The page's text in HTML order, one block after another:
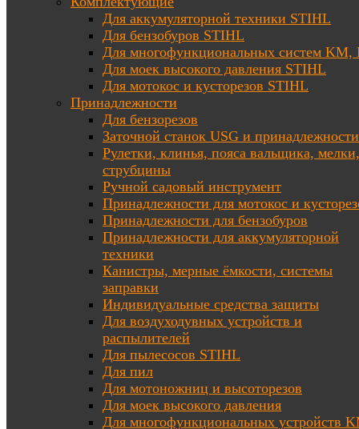
Для аккумуляторной техники STIHL
Для бензобуров STIHL
Для многофункциональных систем KM,
Для моек высокого давления STIHL
Для мотокос и кусторезов STIHL
Принадлежности
Для бензорезов
Заточной станок USG и принадлежности
Рулетки, клинья, пояса вальщика, мелки,
струбцины
Ручной садовый инструмент
Принадлежности для мотокос и
Принадлежности для бензобуров
Принадлежности для аккумуляторной
техники
Канистры, мерные ёмкости, системы
заправки
Индивидуальные средства защиты
Для воздуходувных устройств и
распылителей
Для пылесосов STIHL
Для пил
Для мотоножниц и высоторезов
Для моек высокого давления
Для многофункциональных устройств